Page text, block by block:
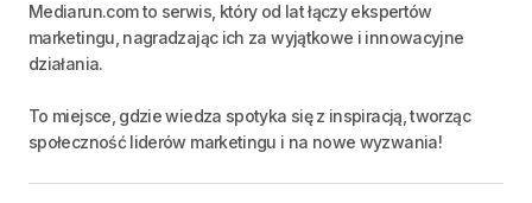
Mediarun.com to serwis, który od lat łączy ekspertów
marketingu, nagradzając ich za wyjątkowe i innowacyjne
działania.
To miejsce, gdzie wiedza spotyka się z inspiracją, tworząc
społeczność liderów marketingu i na nowe wyzwania!